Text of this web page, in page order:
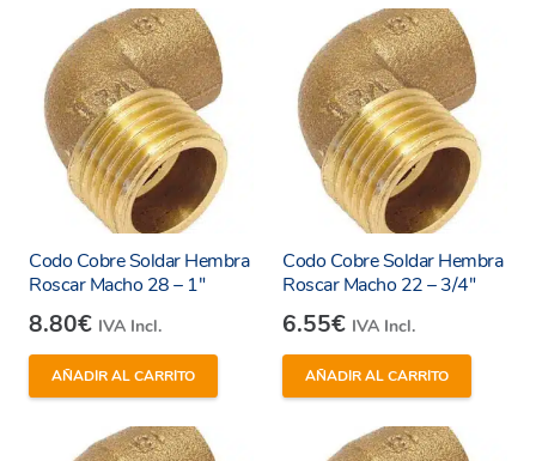
Codo Cobre Soldar Hembra
Roscar Macho 28 – 1″
8.80€ IVA Incl.
AÑADIR AL CARRITO
Codo Cobre Soldar Hembra
Roscar Macho 22 – 3/4″
6.55€ IVA Incl.
AÑADIR AL CARRITO